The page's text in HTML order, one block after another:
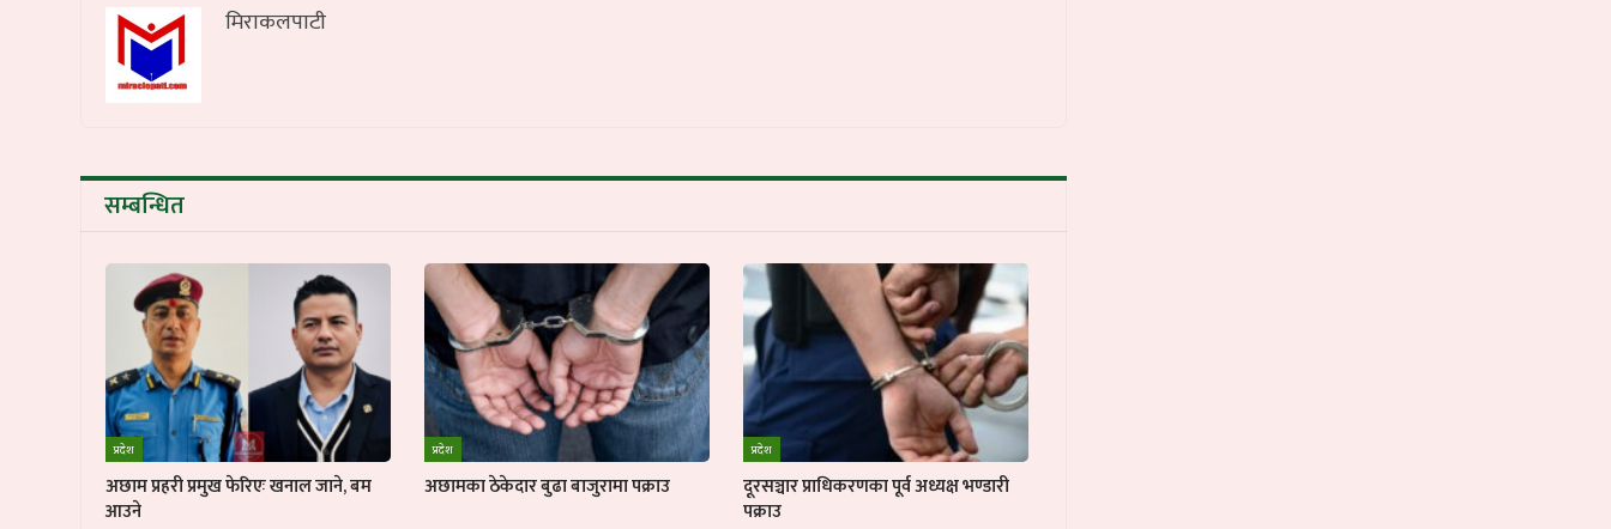
मिराकलपाटी
सम्बन्धित
प्रदेश
अछाम प्रहरी प्रमुख फेरिएः खनाल जाने, बम
आउने
प्रदेश
अछामका ठेकेदार बुढा बाजुरामा पक्राउ
प्रदेश
दूरसञ्चार प्राधिकरणका पूर्व अध्यक्ष भण्डारी
पक्राउ